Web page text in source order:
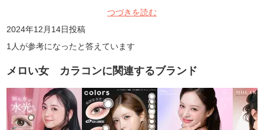
つづきを読む
2024年12月14日投稿
1 人が参考になったと答えています
メロい女 カラコンに関連するブランド